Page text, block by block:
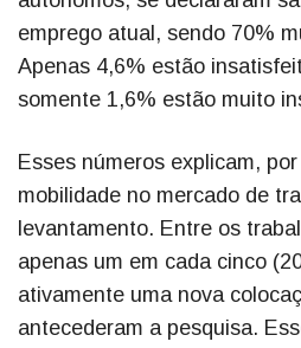
emprego atual, sendo 70%
Apenas 4,6% estão
somente 1,6% estão muito
Esses números explicam,
mobilidade no mercado de
levantamento. Entre os
apenas um em cada cinco
ativamente uma nova
antecederam a pesquisa.